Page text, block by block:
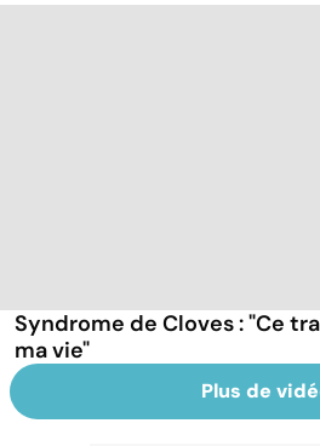
Syndrome de Cloves : "Ce
ma vie"
Plus de